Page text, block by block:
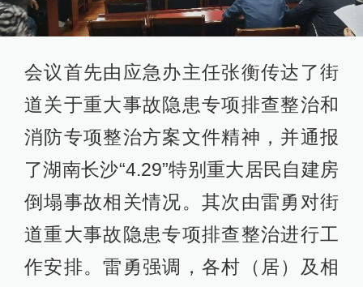
会议首先由应急办主任张衡传达了街
道关于重大事故隐患专项排查整治和
消防专项整治方案文件精神，并通报
了湖南长沙“4.29”特别重大居民自建房
倒塌事故相关情况。其次由雷勇对街
道重大事故隐患专项排查整治进行工
作安排。雷勇强调，各村（居）及相